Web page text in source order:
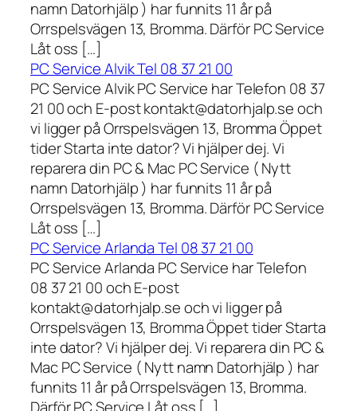
namn Datorhjälp ) har funnits 11 år på
Orrspelsvägen 13, Bromma. Därför PC Service
Låt oss […]
PC Service Alvik Tel 08 37 21 00
PC Service Alvik PC Service har Telefon 08 37
21 00 och E-post kontakt@datorhjalp.se och
vi ligger på Orrspelsvägen 13, Bromma Öppet
tider Starta inte dator? Vi hjälper dej. Vi
reparera din PC & Mac PC Service ( Nytt
namn Datorhjälp ) har funnits 11 år på
Orrspelsvägen 13, Bromma. Därför PC Service
Låt oss […]
PC Service Arlanda Tel 08 37 21 00
PC Service Arlanda PC Service har Telefon
08 37 21 00 och E-post
kontakt@datorhjalp.se och vi ligger på
Orrspelsvägen 13, Bromma Öppet tider Starta
inte dator? Vi hjälper dej. Vi reparera din PC &
Mac PC Service ( Nytt namn Datorhjälp ) har
funnits 11 år på Orrspelsvägen 13, Bromma.